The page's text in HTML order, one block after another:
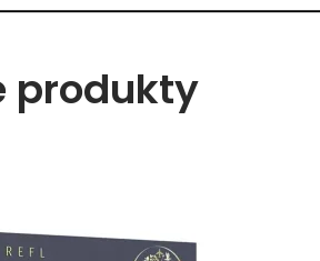
produkty